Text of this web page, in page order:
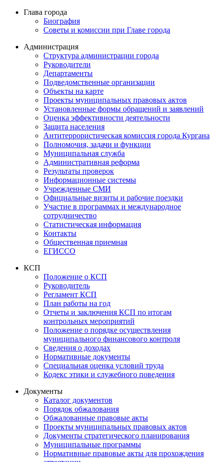
Глава города
Биография
Советы и комиссии при Главе города
Администрация
Структура администрации города
Руководители
Департаменты
Подведомственные организации
Объекты на карте
Проекты муниципальных правовых актов
Установленные формы обращений и заявлений
Оценка эффективности деятельности
Защита населения
Антитеррористическая комиссия города Кургана
Полномочия, задачи и функции
Муниципальная служба
Административная реформа
Результаты проверок
Информационные системы
Учрежденные СМИ
Официальные визиты и рабочие поездки
Участие в программах и международное
сотрудничество
Статистическая информация
Контакты
Общественная приемная
ЕГИССО
КСП
Положение о КСП
Руководитель
Регламент КСП
План работы на год
Отчеты и заключения КСП по итогам
контрольных мероприятий
Положение о порядке осуществления
муниципального финансового контроля
Сведения о доходах
Нормативные документы
Специальная оценка условий труда
Кодекс этики и служебного поведения
Документы
Каталог документов
Порядок обжалования
Обжалованные правовые акты
Проекты муниципальных правовых актов
Документы стратегического планирования
Муниципальные программы
Нормативные правовые акты для прохождения